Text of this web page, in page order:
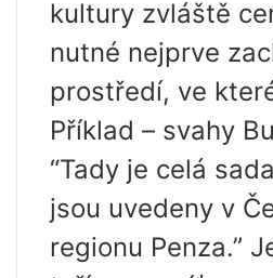
kultury zvláště
nutné nejprve
prostředí, ve
Příklad – svahy
“Tady je celá
jsou uvedeny v
regionu Penza.”